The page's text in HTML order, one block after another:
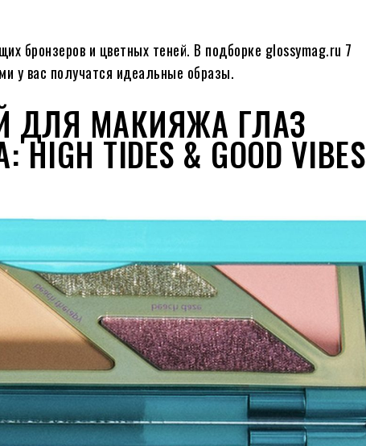
бронзеров и цветных теней. В подборке glossymag.ru 7
у вас получатся идеальные образы.
ДЛЯ МАКИЯЖА ГЛАЗ
HIGH TIDES & GOOD VIBES